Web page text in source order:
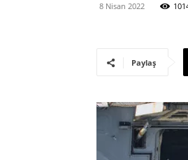
8 Nisan 2022
Paylaş